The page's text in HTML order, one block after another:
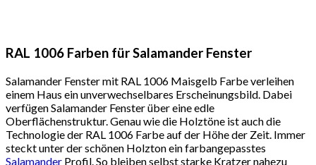
RAL 1006 Farben für Salamander Fenster
Salamander Fenster mit RAL 1006 Maisgelb Farbe verleihen
einem Haus ein unverwechselbares Erscheinungsbild. Dabei
verfügen Salamander Fenster über eine edle
Oberflächenstruktur. Genau wie die Holztöne ist auch die
Technologie der RAL 1006 Farbe auf der Höhe der Zeit. Immer
steckt unter der schönen Holzton ein farbangepasstes
Salamander Profil. So bleiben selbst starke Kratzer nahezu